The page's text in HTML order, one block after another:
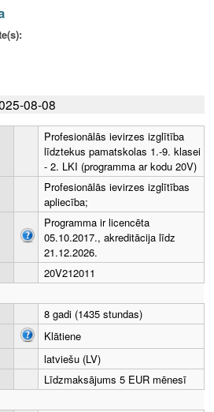
08-08
Profesionālās ievirzes izglītība
līdztekus pamatskolas 1.-9. klasei
- 2. LKI (programma ar kodu 20V)
Profesionālās ievirzes izglītības
apliecība;
Programma ir licencēta
05.10.2017., akreditācija līdz
21.12.2026.
20V212011
8 gadi (1435 stundas)
Klātiene
latviešu (LV)
Līdzmaksājums 5 EUR mēnesī